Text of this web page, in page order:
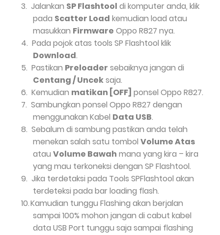
3. Jalankan SP Flashtool di komputer anda, klik
pada Scatter Load kemudian load atau
masukkan Firmware Oppo R827 nya.
4. Pada pojok atas tools SP Flashtool klik
Download.
5. Pastikan Preloader sebaiknya jangan di
Centang / Unceksaja.
6. Kemudian matikan [OFF] ponsel Oppo R827.
7. Sambungkan ponsel Oppo R827 dengan
menggunakan Kabel Data USB.
8. Sebalum di sambung pastikan anda telah
menekan salah satu tombolVolume Atas
atauVolume Bawah mana yang kira – kira
yang mau terkoneksi dengan SP Flashtool.
9. Jika terdetaksi pada Tools SPFlashtool akan
terdeteksi pada bar loading flash.
10.Kamudian tunggu Flashing akan berjalan
sampai 100% mohon jangan di cabut kabel
data USB Port tunggu saja sampai flashing